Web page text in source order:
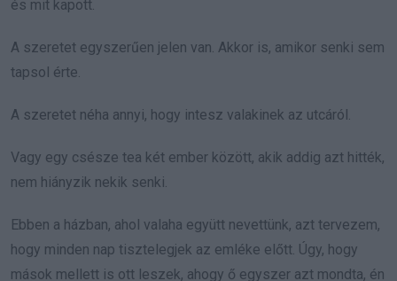
és mit kapott.
A szeretet egyszerűen jelen van. Akkor is, amikor senki sem
tapsol érte.
A szeretet néha annyi, hogy intesz valakinek az utcáról.
Vagy egy csésze tea két ember között, akik addig azt hitték,
nem hiányzik nekik senki.
Ebben a házban, ahol valaha együtt nevettünk, azt tervezem,
hogy minden nap tisztelegjek az emléke előtt. Úgy, hogy
mások mellett is ott leszek, ahogy ő egyszer azt mondta, én